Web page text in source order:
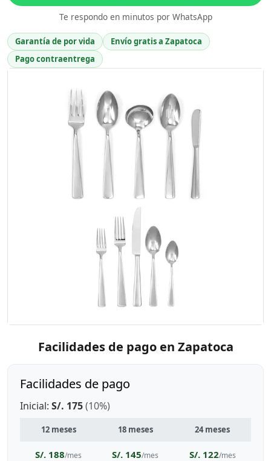
Te respondo en minutos por WhatsApp
Garantía de por vida
Envío gratis a Zapatoca
Pago contraentrega
Facilidades de pago en Zapatoca
Facilidades de pago
Inicial: S/. 175(10%)
12 meses 18 meses 24 meses
S/. 188/mes S/. 145/mes S/. 122/mes